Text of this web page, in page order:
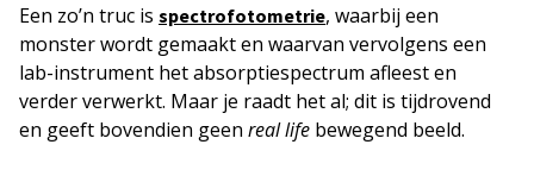
Een zo’n truc is spectrofotometrie, waarbij een
monster wordt gemaakt en waarvan vervolgens een
lab-instrument het absorptiespectrum afleest en
verder verwerkt. Maar je raadt het al; dit is tijdrovend
en geeft bovendien geen real life bewegend beeld.